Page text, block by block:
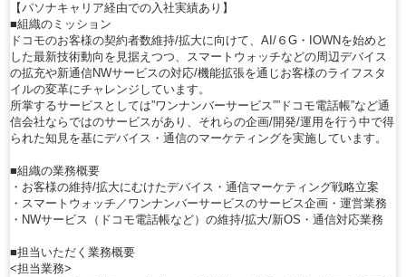
【パソナキャリア経由での入社実績あり】
■組織のミッション
ドコモのお客様の契約者数維持/拡大に向けて、AI/６G・IOWNを始めと
した最新技術動向を見据えつつ、スマートウォッチなどの周辺デバイス
の拡充や新通信NWサービスの対応/機能拡張を通じお客様のライフスタ
イルの変革にチャレンジしています。
所掌するサービスとしては”ワンナンバーサービス””ドコモ電話帳”など通
信会社ならではのサービスがあり、それらの企画/開発/運用を行う中で得
られた知見を基にデバイス・通信のマーケティングを実施しています。
■組織の業務概要
・お客様の維持/拡大にむけたデバイス・通信マーケティング戦略立案
・スマートウォッチ／ワンナンバーサービスのサービス企画・運営業務
・NWサービス（ドコモ電話帳など）の維持/拡大/新OS・通信対応業務
■担当いただく業務概要
<担当業務>